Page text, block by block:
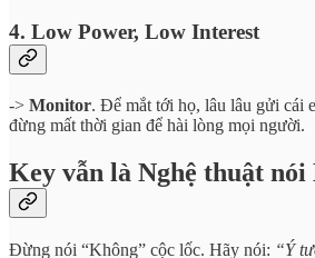
4. Low Power, Low Interest
-> Monitor. Để mắt tới họ, lâu lâu gửi cái
đừng mất thời gian để hài lòng mọi người.
Key vẫn là Nghệ thuật nói
Đừng nói “Không” cộc lốc. Hãy nói: “Ý